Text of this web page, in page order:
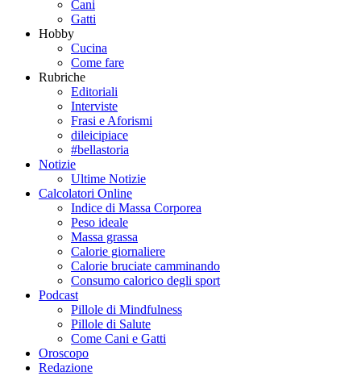
Cani
Gatti
Hobby
Cucina
Come fare
Rubriche
Editoriali
Interviste
Frasi e Aforismi
dileicipiace
#bellastoria
Notizie
Ultime Notizie
Calcolatori Online
Indice di Massa Corporea
Peso ideale
Massa grassa
Calorie giornaliere
Calorie bruciate camminando
Consumo calorico degli sport
Podcast
Pillole di Mindfulness
Pillole di Salute
Come Cani e Gatti
Oroscopo
Redazione